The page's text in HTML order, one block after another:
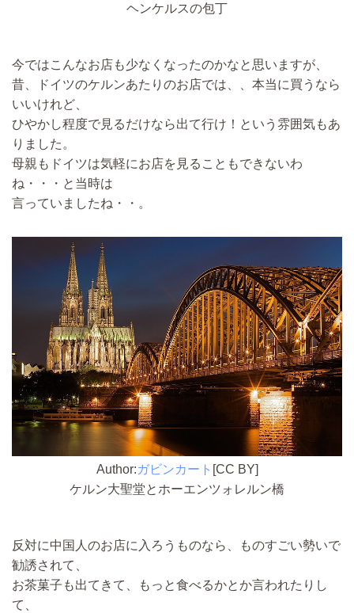
ヘンケルスの包丁
今ではこんなお店も少なくなったのかなと思いますが、
昔、ドイツのケルンあたりのお店では、、本当に買うなら
いいけれど、
ひやかし程度で見るだけなら出て行け！という雰囲気もあ
りました。
母親もドイツは気軽にお店を見ることもできないわ
ね・・・と当時は
言っていましたね・・。
Author:ガビンカート [CC BY]
ケルン大聖堂とホーエンツォレルン橋
反対に中国人のお店に入ろうものなら、ものすごい勢いで
勧誘されて、
お茶菓子も出てきて、もっと食べるかとか言われたりし
て、